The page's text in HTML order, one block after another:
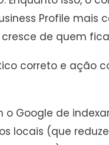
Profile mais
de quem
correto e ação
Google de
locais (que